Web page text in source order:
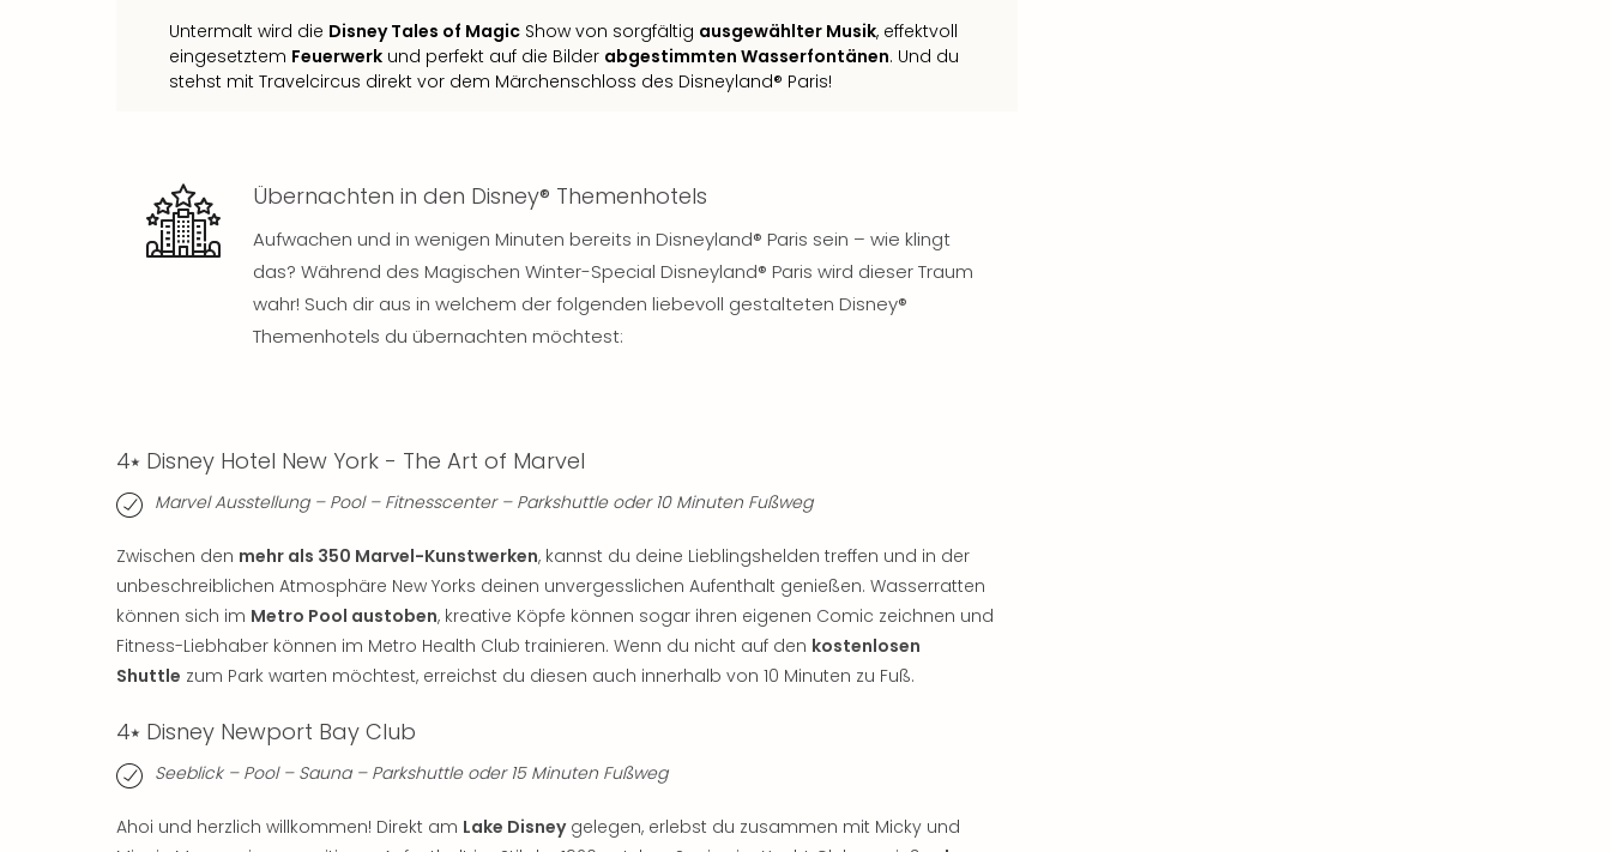
Untermalt wird die Disney Tales of Magic Show von sorgfältig ausgewählter Musik, effektvoll
eingesetztem Feuerwerk und perfekt auf die Bilder abgestimmten Wasserfontänen. Und du
stehst mit Travelcircus direkt vor dem Märchenschloss des Disneyland® Paris!
Übernachten in den Disney® Themenhotels
Aufwachen und in wenigen Minuten bereits in Disneyland® Paris sein – wie klingt
das? Während des Magischen Winter-Special Disneyland® Paris wird dieser Traum
wahr! Such dir aus in welchem der folgenden liebevoll gestalteten Disney®
Themenhotels du übernachten möchtest:
4⭑ Disney Hotel New York - The Art of Marvel
Marvel Ausstellung – Pool – Fitnesscenter – Parkshuttle oder 10 Minuten Fußweg
Zwischen den mehr als 350 Marvel-Kunstwerken, kannst du deine Lieblingshelden treffen und in der
unbeschreiblichen Atmosphäre New Yorks deinen unvergesslichen Aufenthalt genießen. Wasserratten
können sich im Metro Pool austoben, kreative Köpfe können sogar ihren eigenen Comic zeichnen und
Fitness-Liebhaber können im Metro Health Club trainieren. Wenn du nicht auf den kostenlosen
Shuttle zum Park warten möchtest, erreichst du diesen auch innerhalb von 10 Minuten zu Fuß.
4⭑ Disney Newport Bay Club
Seeblick – Pool – Sauna – Parkshuttle oder 15 Minuten Fußweg
Ahoi und herzlich willkommen! Direkt am Lake Disneygelegen, erlebst du zusammen mit Micky und